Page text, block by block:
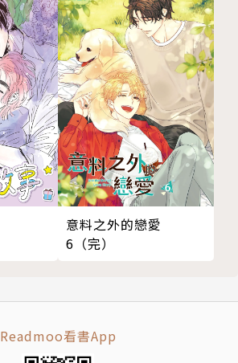
意料之外的戀愛
6（完）
Readmoo看書App